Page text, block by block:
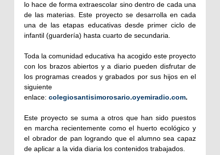
lo hace de forma extraescolar sino dentro de cada una
de las materias. Este proyecto se desarrolla en cada
una de las etapas educativas desde primer ciclo de
infantil (guardería) hasta cuarto de secundaria.
Toda la comunidad educativa ha acogido este proyecto
con los brazos abiertos y a diario pueden disfrutar de
los programas creados y grabados por sus hijos en el
siguiente
enlace: colegiosantisimorosario.oyemiradio.com.
Este proyecto se suma a otros que han sido puestos
en marcha recientemente como el huerto ecológico y
el obrador de pan logrando que el alumno sea capaz
de aplicar a la vida diaria los contenidos trabajados.